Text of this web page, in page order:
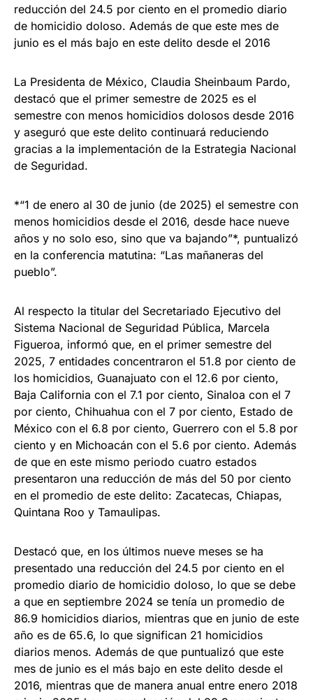
reducción del 24.5 por ciento en el promedio diario
de homicidio doloso. Además de que este mes de
junio es el más bajo en este delito desde el 2016
La Presidenta de México, Claudia Sheinbaum Pardo,
destacó que el primer semestre de 2025 es el
semestre con menos homicidios dolosos desde 2016
y aseguró que este delito continuará reduciendo
gracias a la implementación de la Estrategia Nacional
de Seguridad.
*“1 de enero al 30 de junio (de 2025) el semestre con
menos homicidios desde el 2016, desde hace nueve
años y no solo eso, sino que va bajando”*, puntualizó
en la conferencia matutina: “Las mañaneras del
pueblo”.
Al respecto la titular del Secretariado Ejecutivo del
Sistema Nacional de Seguridad Pública, Marcela
Figueroa, informó que, en el primer semestre del
2025, 7 entidades concentraron el 51.8 por ciento de
los homicidios, Guanajuato con el 12.6 por ciento,
Baja California con el 7.1 por ciento, Sinaloa con el 7
por ciento, Chihuahua con el 7 por ciento, Estado de
México con el 6.8 por ciento, Guerrero con el 5.8 por
ciento y en Michoacán con el 5.6 por ciento. Además
de que en este mismo periodo cuatro estados
presentaron una reducción de más del 50 por ciento
en el promedio de este delito: Zacatecas, Chiapas,
Quintana Roo y Tamaulipas.
Destacó que, en los últimos nueve meses se ha
presentado una reducción del 24.5 por ciento en el
promedio diario de homicidio doloso, lo que se debe
a que en septiembre 2024 se tenía un promedio de
86.9 homicidios diarios, mientras que en junio de este
año es de 65.6, lo que significan 21 homicidios
diarios menos. Además de que puntualizó que este
mes de junio es el más bajo en este delito desde el
2016, mientras que de manera anual entre enero 2018